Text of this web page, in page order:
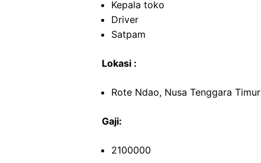
Kepala toko
Driver
Satpam
Lokasi :
Rote Ndao, Nusa Tenggara Timur
Gaji:
2100000